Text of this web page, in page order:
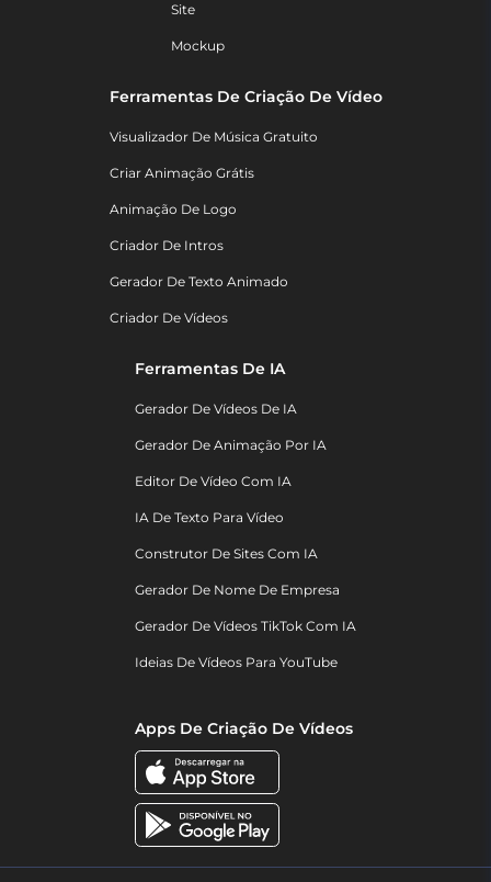
Site
Mockup
Ferramentas De Criação De Vídeo
Visualizador De Música Gratuito
Criar Animação Grátis
Animação De Logo
Criador De Intros
Gerador De Texto Animado
Criador De Vídeos
Ferramentas De IA
Gerador De Vídeos De IA
Gerador De Animação Por IA
Editor De Vídeo Com IA
IA De Texto Para Vídeo
Construtor De Sites Com IA
Gerador De Nome De Empresa
Gerador De Vídeos TikTok Com IA
Ideias De Vídeos Para YouTube
Apps De Criação De Vídeos